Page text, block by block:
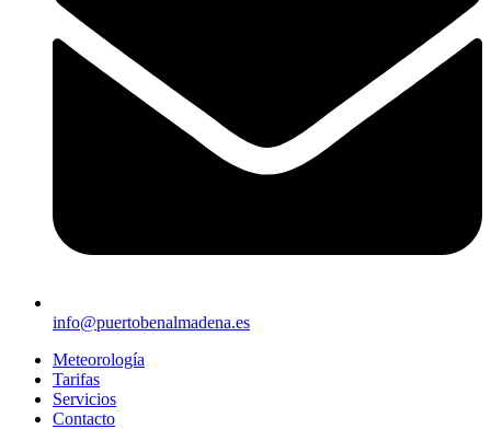
info@puertobenalmadena.es
Meteorología
Tarifas
Servicios
Contacto